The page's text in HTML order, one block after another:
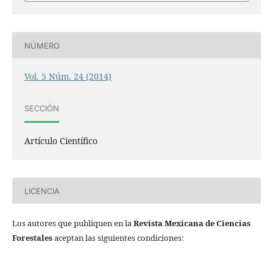
NÚMERO
Vol. 5 Núm. 24 (2014)
SECCIÓN
Artículo Científico
LICENCIA
Los autores que publiquen en laRevista Mexicana de Ciencias
Forestalesaceptan las siguientes condiciones: